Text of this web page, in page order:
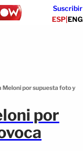
Suscribir
ESP|ENG
Meloni por supuesta foto y
por